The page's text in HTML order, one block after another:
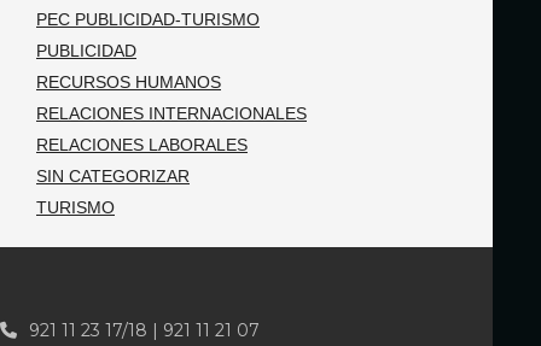
PEC PUBLICIDAD-TURISMO
PUBLICIDAD
RECURSOS HUMANOS
RELACIONES INTERNACIONALES
RELACIONES LABORALES
SIN CATEGORIZAR
TURISMO
921 11 23 17/18 | 921 11 21 07